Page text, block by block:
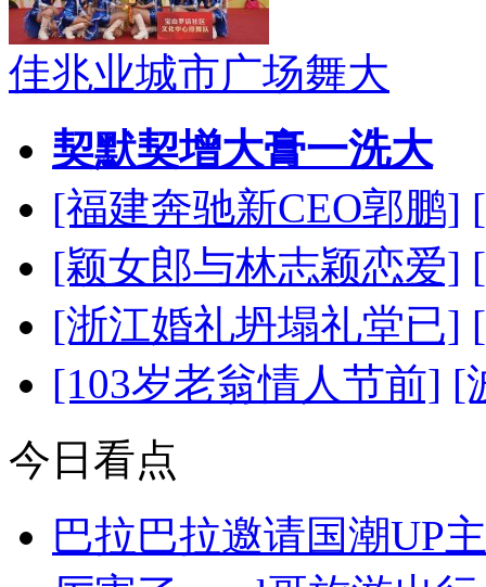
佳兆业城市广场舞大
契默契增大膏一洗大
[福建奔驰新CEO郭鹏]
[颖女郎与林志颖恋爱]
[浙江婚礼坍塌礼堂已]
[103岁老翁情人节前] [
今日看点
巴拉巴拉邀请国潮UP